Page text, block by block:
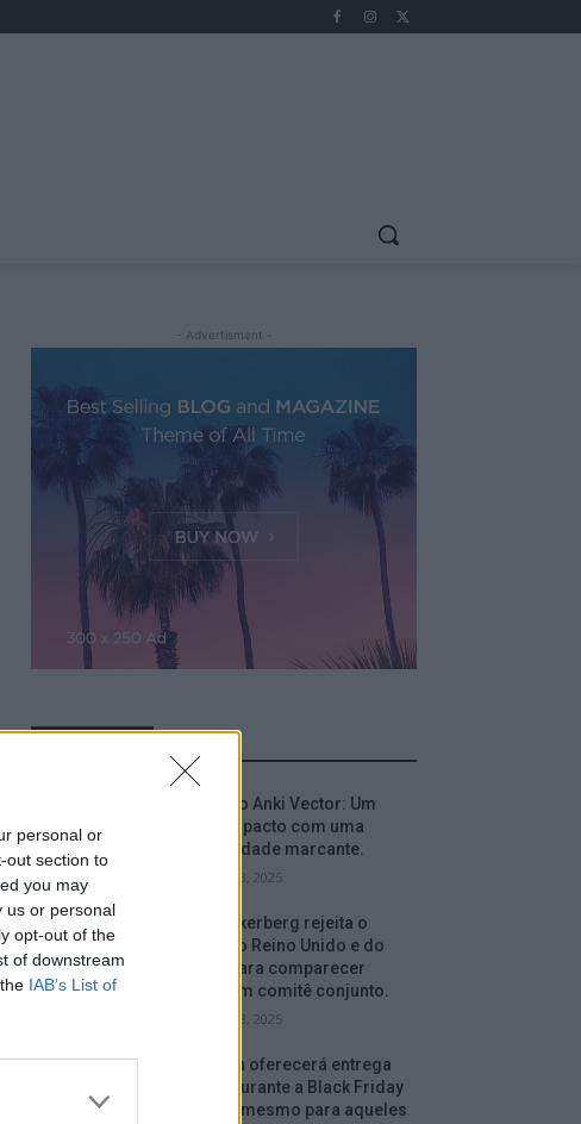
personal or
out section to
you may
us or personal
opt-out of the
of downstream
IAB’s List of
- Advertisment -
Análise do Anki Vector: Um
robô compacto com uma
personalidade marcante.
setembro 18, 2025
Mark Zuckerberg rejeita o
convite do Reino Unido e do
Canadá para comparecer
perante um comitê conjunto.
setembro 18, 2025
A Amazon oferecerá entrega
gratuita durante a Black Friday
e depois, mesmo para aqueles